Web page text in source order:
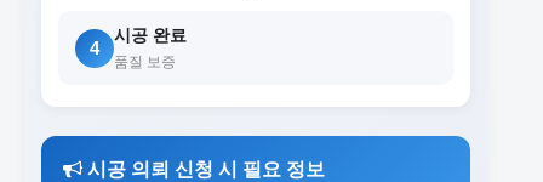
4
시공 완료
품질 보증
시공 의뢰 신청 시 필요 정보